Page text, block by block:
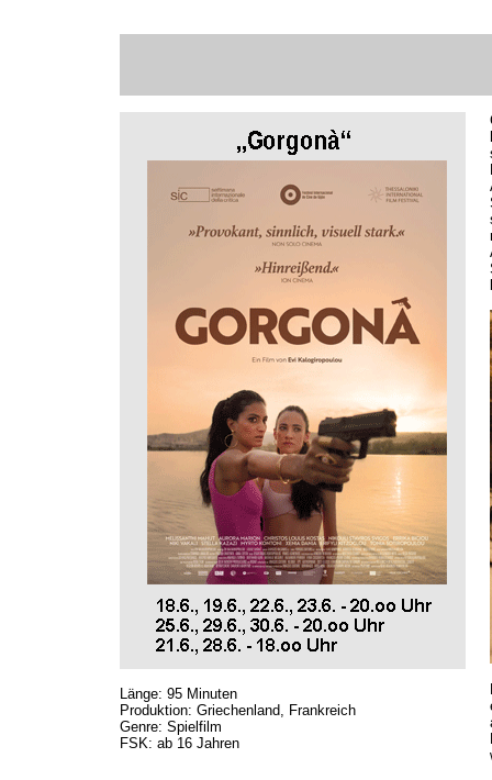
Länge: 95 Minuten
Produktion: Griechenland, Frankreich
Genre: Spielfilm
FSK: ab 16 Jahren